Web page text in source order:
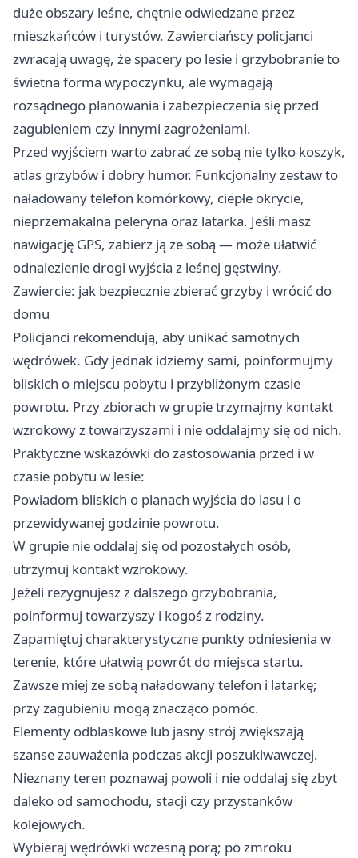
duże obszary leśne, chętnie odwiedzane przez
mieszkańców i turystów. Zawierciańscy policjanci
zwracają uwagę, że spacery po lesie i grzybobranie to
świetna forma wypoczynku, ale wymagają
rozsądnego planowania i zabezpieczenia się przed
zagubieniem czy innymi zagrożeniami.
Przed wyjściem warto zabrać ze sobą nie tylko koszyk,
atlas grzybów i dobry humor. Funkcjonalny zestaw to
naładowany telefon komórkowy, ciepłe okrycie,
nieprzemakalna peleryna oraz latarka. Jeśli masz
nawigację GPS, zabierz ją ze sobą — może ułatwić
odnalezienie drogi wyjścia z leśnej gęstwiny.
Zawiercie: jak bezpiecznie zbierać grzyby i wrócić do
domu
Policjanci rekomendują, aby unikać samotnych
wędrówek. Gdy jednak idziemy sami, poinformujmy
bliskich o miejscu pobytu i przybliżonym czasie
powrotu. Przy zbiorach w grupie trzymajmy kontakt
wzrokowy z towarzyszami i nie oddalajmy się od nich.
Praktyczne wskazówki do zastosowania przed i w
czasie pobytu w lesie:
Powiadom bliskich o planach wyjścia do lasu i o
przewidywanej godzinie powrotu.
W grupie nie oddalaj się od pozostałych osób,
utrzymuj kontakt wzrokowy.
Jeżeli rezygnujesz z dalszego grzybobrania,
poinformuj towarzyszy i kogoś z rodziny.
Zapamiętuj charakterystyczne punkty odniesienia w
terenie, które ułatwią powrót do miejsca startu.
Zawsze miej ze sobą naładowany telefon i latarkę;
przy zagubieniu mogą znacząco pomóc.
Elementy odblaskowe lub jasny strój zwiększają
szanse zauważenia podczas akcji poszukiwawczej.
Nieznany teren poznawaj powoli i nie oddalaj się zbyt
daleko od samochodu, stacji czy przystanków
kolejowych.
Wybieraj wędrówki wczesną porą; po zmroku